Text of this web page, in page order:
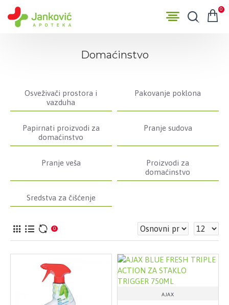
0
Domaćinstvo
Osveživači prostora i
vazduha
Pakovanje poklona
Papirnati proizvodi za
domaćinstvo
Pranje sudova
Pranje veša
Proizvodi za
domaćinstvo
Sredstva za čišćenje
0
AJAX